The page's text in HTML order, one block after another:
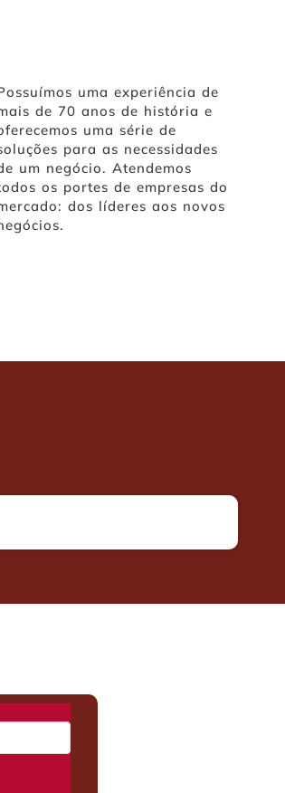
uma experiência de
de 70 anos de história e
uma série de
para as necessidades
um negócio. Atendemos
os portes de empresas do
dos líderes aos novos